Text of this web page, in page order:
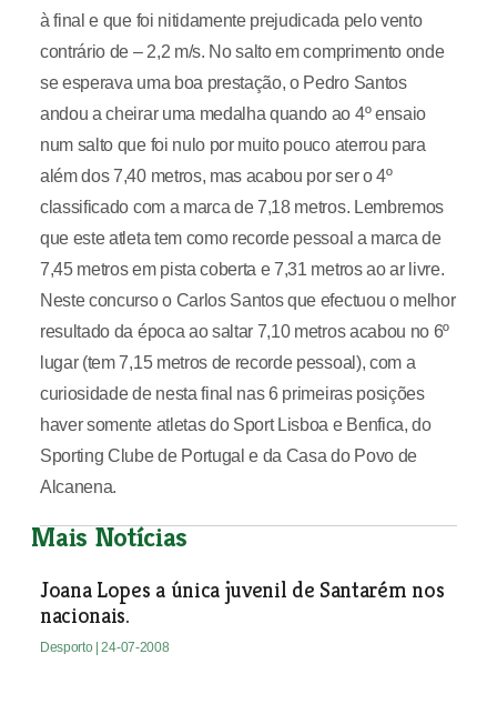
à final e que foi nitidamente prejudicada pelo vento
contrário de – 2,2 m/s. No salto em comprimento onde
se esperava uma boa prestação, o Pedro Santos
andou a cheirar uma medalha quando ao 4º ensaio
num salto que foi nulo por muito pouco aterrou para
além dos 7,40 metros, mas acabou por ser o 4º
classificado com a marca de 7,18 metros. Lembremos
que este atleta tem como recorde pessoal a marca de
7,45 metros em pista coberta e 7,31 metros ao ar livre.
Neste concurso o Carlos Santos que efectuou o melhor
resultado da época ao saltar 7,10 metros acabou no 6º
lugar (tem 7,15 metros de recorde pessoal), com a
curiosidade de nesta final nas 6 primeiras posições
haver somente atletas do Sport Lisboa e Benfica, do
Sporting Clube de Portugal e da Casa do Povo de
Alcanena.
Mais Notícias
Joana Lopes a única juvenil de Santarém nos
nacionais.
Desporto | 24-07-2008